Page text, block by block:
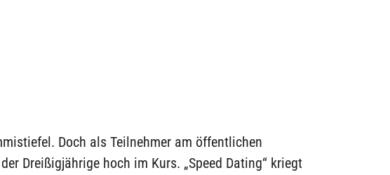
Doch als Teilnehmer am öffentlichen
Dreißigjährige hoch im Kurs. „Speed Dating“ kriegt